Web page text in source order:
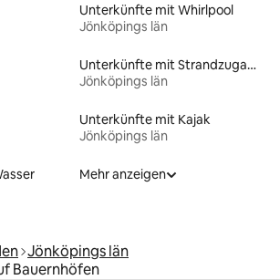
Unterkünfte mit Whirlpool
Jönköpings län
Unterkünfte mit Strandzugang
Jönköpings län
Unterkünfte mit Kajak
Jönköpings län
Mehr anzeigen
Jönköpings län
Bauernhöfen